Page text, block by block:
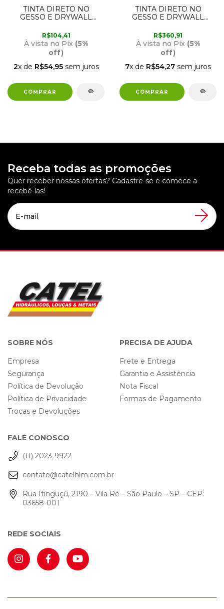
TINTA DIRETO NO
GESSO E DRYWALL
LITROS CORAL
R$104,41
À vista no Pix (5%
off)
2x de R$54,95sem juros
TINTA DIRETO NO
GESSO E DRYWALL
LITROS CORAL
R$360,91
À vista no Pix (5%
off)
7x de R$54,27 sem juros
Receba todas as promoções
Quer receber nossas ofertas? Cadastre-se e comece a
recebê-las!
SOBRE NÓS
Empresa
Segurança
Política de Devolução
Política de Privacidade
Trocas e Devoluções
PRECISA DE AJUDA
Frete e Entrega
Garantia e Assistência
Nota Fiscal
Formas de Pagamento
FALE CONOSCO
(11) 2023-9922
contato@catelhlm.com.br
Rua Itinguçú, 2190 – Vila Ré – São Paulo – SP – CEP:
03658-001
REDE SOCIAIS